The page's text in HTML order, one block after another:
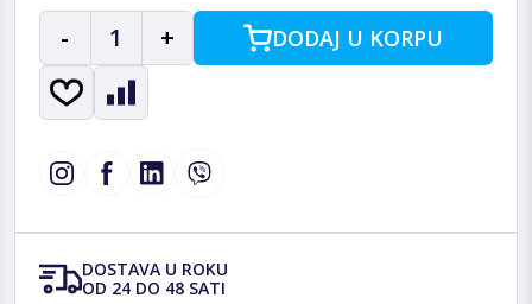
- 1 + DODAJ U KORPU
DOSTAVA U ROKU
OD 24 DO 48 SATI